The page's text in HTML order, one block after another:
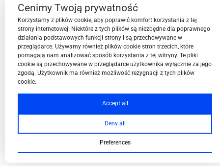
Contact
BPN-T Area
BPN-T Offer
Cenimy Twoją prywatność
Korzystamy z plików cookie, aby poprawić komfort korzystania z tej
strony internetowej. Niektóre z tych plików są niezbędne dla poprawnego
działania podstawowych funkcji strony i są przechowywane w
przeglądarce. Używamy również plików cookie stron trzecich, które
pomagają nam analizować sposób korzystania z tej witryny. Te pliki
cookie są przechowywane w przeglądarce użytkownika wyłącznie za jego
zgodą. Użytkownik ma również możliwość rezygnacji z tych plików
cookie.
Accept all
Deny all
Preferences